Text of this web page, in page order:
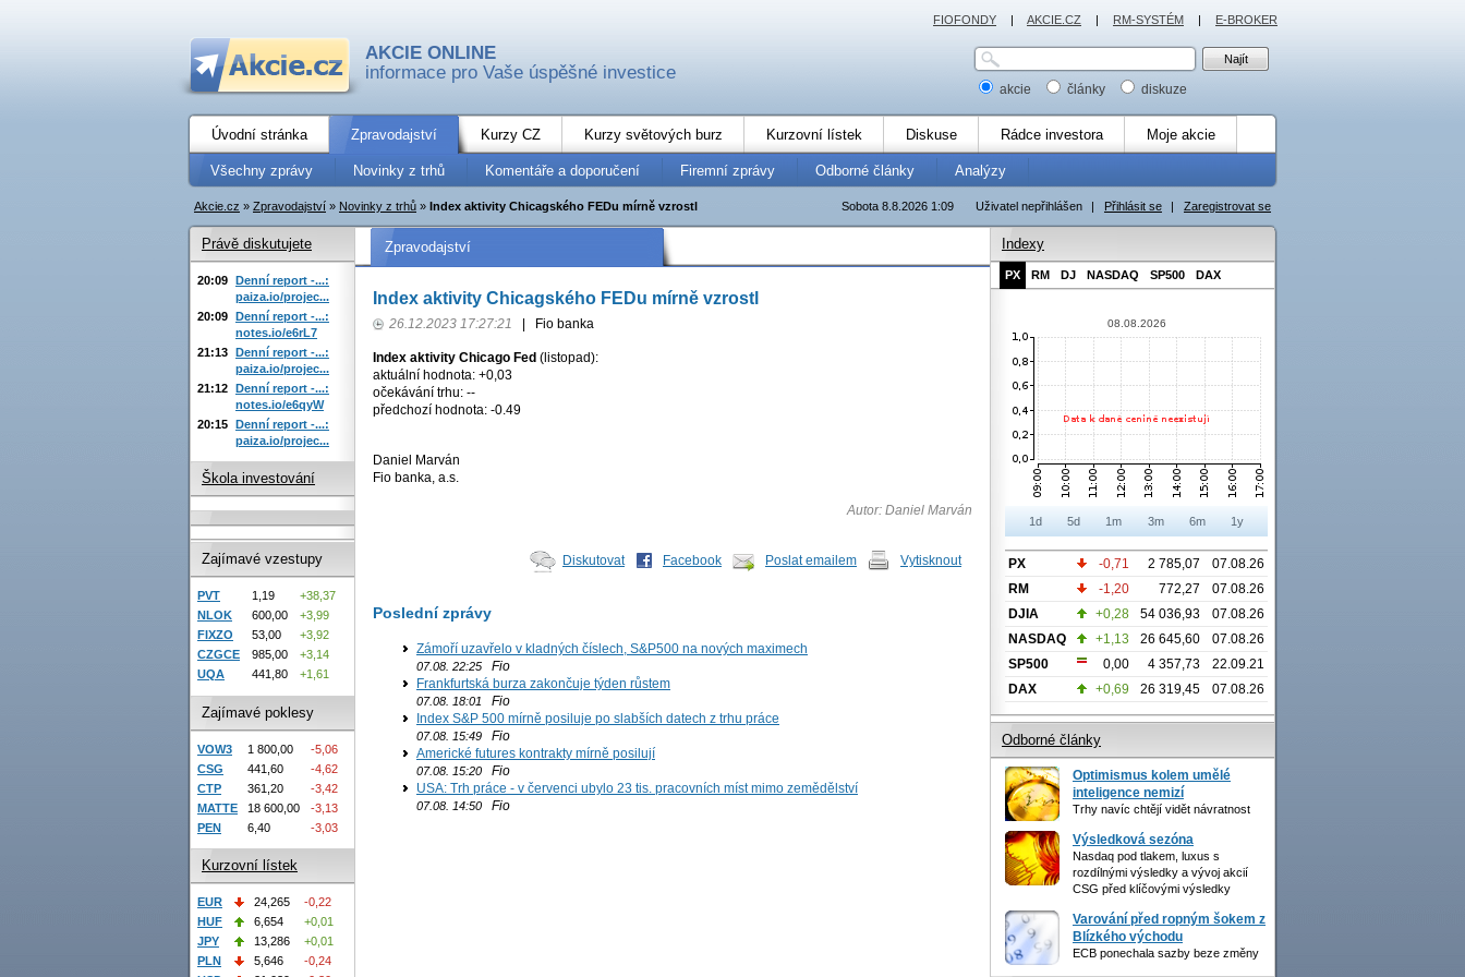
AKCIE ONLINE
informace pro Vaše úspěšné investice
akcie články diskuze
Úvodní stránka Zpravodajství Kurzy CZ Kurzy světových burz Kurzovní lístek Diskuse Rádce investora Moje akcie
Všechny zprávy Novinky z trhů Komentáře a doporučení Firemní zprávy Odborné články Analýzy
Uživatel nepřihlášen | Přihlásit se | Zaregistrovat se
Sobota 8.8.2026 1:09
Akcie.cz » Zpravodajství » Novinky z trhů » Index aktivity Chicagského FEDu mírně vzrostl
Zpravodajství
Index aktivity Chicagského FEDu mírně vzrostl
26.12.2023 17:27:21 Fio banka
Index aktivity Chicago Fed (listopad):
aktuální hodnota: +0,03
očekávání trhu: --
předchozí hodnota: -0.49
Daniel Marván
Fio banka, a.s.
Autor: Daniel Marván
Diskutovat Facebook Poslat emailem Vytisknout
Poslední zprávy
Zámoří uzavřelo v kladných číslech, S&P500 na nových maximech
07.08. 22:25 Fio
Frankfurtská burza zakončuje týden růstem
07.08. 18:01
Fio
Index S&P 500 mírně posiluje po slabších datech z trhu práce
07.08. 15:49 Fio
Americké futures kontrakty mírně posilují
07.08. 15:20 Fio
USA: Trh práce - v červenci ubylo 23 tis. pracovních míst mimo zemědělství
07.08. 14:50 Fio
Právě diskutujete
20:09 Denní report -...:
paiza.io/projec...
20:09 Denní report -...:
notes.io/e6rL7
21:13 Denní report -...:
paiza.io/projec...
21:12 Denní report -...:
notes.io/e6qyW
20:15 Denní report -...:
paiza.io/projec...
Škola investování
Zajímavé vzestupy
PVT 1,19
+38,37
NLOK
600,00
+3,99
FIXZO
53,00
+3,92
CZGCE
985,00
+3,14
UQA
441,80 +1,61
Zajímavé poklesy
VOW3 1 800,00
-5,06
CSG
441,60
-4,62
CTP
361,20
-3,42
MATTE
18 600,00
-3,13
PEN
6,40 -3,03
Kurzovní lístek
EUR 24,265
-0,22
HUF
6,654
+0,01
JPY
13,286
+0,01
PLN
5,646
-0,24
Indexy
PX RM DJ NASDAQ SP500 DAX
08.08.2026
1d 5d 1m 3m 6m 1y
PX -0,71 2 785,07
07.08.26
RM
-1,20 772,27
07.08.26
DJIA
+0,28 54 036,93
07.08.26
NASDAQ
+1,13 26 645,60
07.08.26
SP500
0,00 4 357,73
22.09.21
DAX
+0,69 26 319,45 07.08.26
Odborné články
Optimismus kolem umělé
inteligence nemizí
Trhy navíc chtějí vidět návratnost
Výsledková sezóna
Nasdaq pod tlakem, luxus s
rozdílnými výsledky a vývoj akcií
CSG před klíčovými výsledky
Varování před ropným šokem z
Blízkého východu
ECB ponechala sazby beze změny
FIOFONDY | AKCIE.CZ | RM-SYSTÉM | E-BROKER